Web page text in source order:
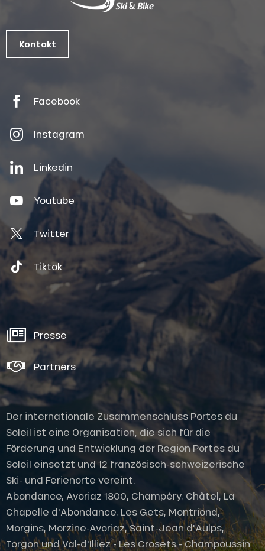
Service
Kontakt
Facebook
Instagram
Linkedin
Youtube
Twitter
Tiktok
Presse
Partners
Der internationale Zusammenschluss Portes du
Soleil ist eine Organisation, die sich für die
Förderung und Entwicklung der Region Portes du
Soleil einsetzt und 12 französisch-schweizerische
Ski- und Ferienorte vereint.
Abondance, Avoriaz 1800, Champéry, Châtel, La
Chapelle d'Abondance, Les Gets, Montriond,
Morgins, Morzine-Avoriaz, Saint-Jean d'Aulps,
Torgon und Val-d'Illiez - Les Crosets - Champoussin.